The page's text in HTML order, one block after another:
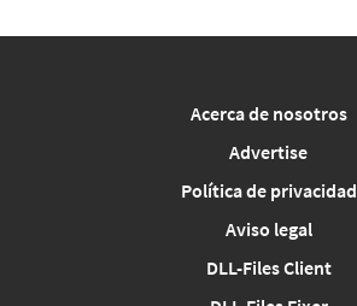
Acerca de nosotros
Advertise
Política de privacidad
Aviso legal
DLL-Files Client